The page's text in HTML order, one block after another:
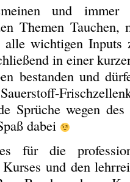
und immer
Themen Tauchen,
wichtigen
in einer
bestanden und
Sprüche wegen
dabei
für die
und den